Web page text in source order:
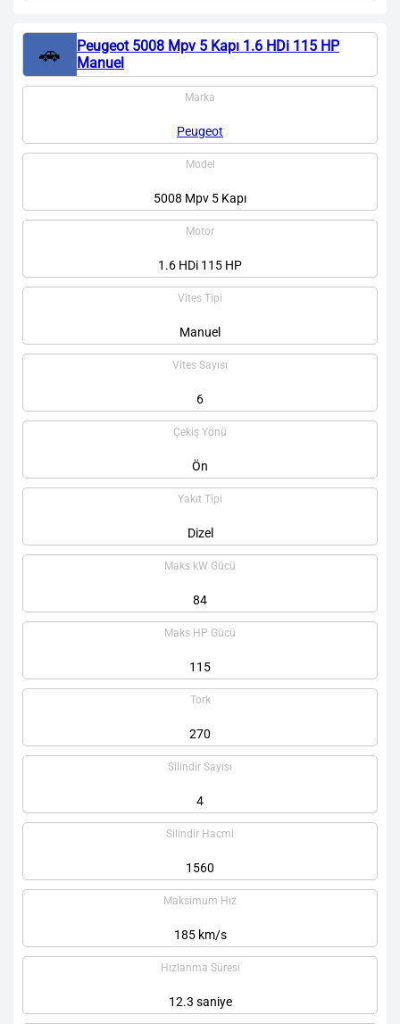
🚗
Peugeot 5008 Mpv 5 Kapı 1.6 HDi 115 HP
Manuel
Marka
Peugeot
Model
5008 Mpv 5 Kapı
Motor
1.6 HDi 115 HP
Vites Tipi
Manuel
Vites Sayısı
6
Çekiş Yönü
Ön
Yakıt Tipi
Dizel
Maks kW Gücü
84
Maks HP Gücü
115
Tork
270
Silindir Sayısı
4
Silindir Hacmi
1560
Maksimum Hız
185 km/s
Hızlanma Süresi
12.3 saniye